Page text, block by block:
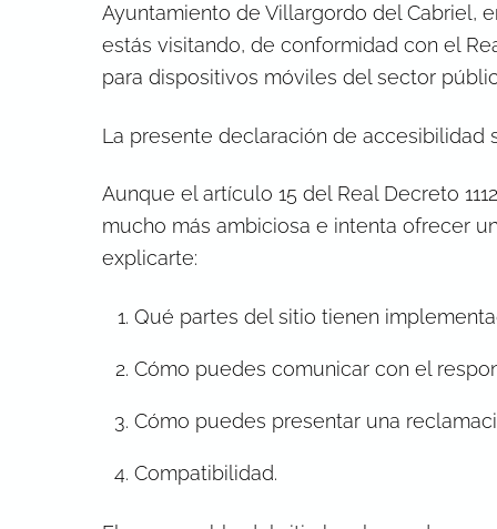
Ayuntamiento de Villargordo del Cabriel,
estás visitando, de conformidad con el
para dispositivos móviles del sector
La presente declaración de accesibilidad
Aunque el artículo 15 del Real Decreto
mucho más ambiciosa e intenta ofrecer
explicarte:
Qué partes del sitio tienen
Cómo puedes comunicar con el
Cómo puedes presentar una
Compatibilidad.